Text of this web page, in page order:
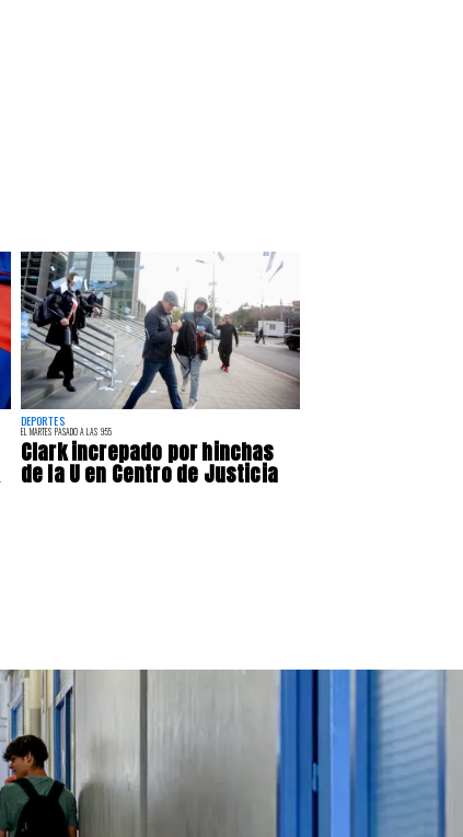
DEPORTES
EL MARTES PASADO A LAS 9:55
Clark increpado por hinchas
de la U en Centro de Justicia